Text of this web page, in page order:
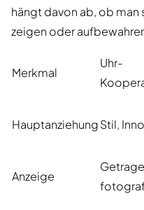
hängt davon ab, ob man
zeigen oder
Merkmal
Uhr-
HauptanziehungStil,
Anzeige